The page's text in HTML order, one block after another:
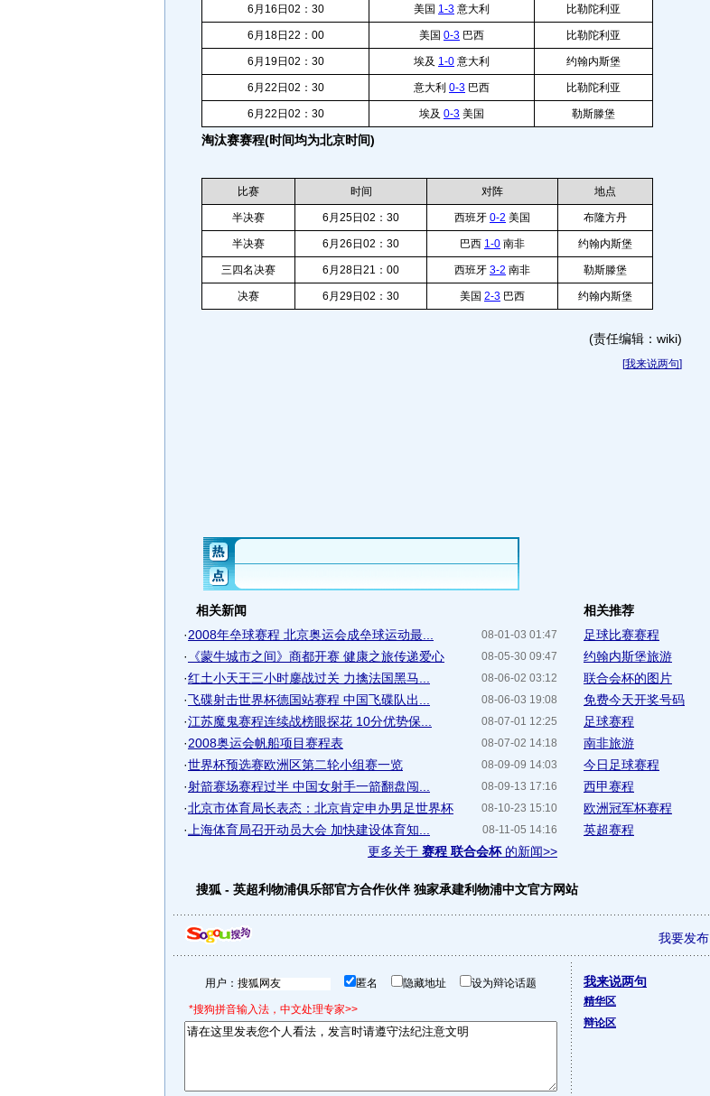
6月16日02：30 美国 1-3 意大利 比勒陀利亚
6月18日22：00 美国 0-3 巴西 比勒陀利亚
6月19日02：30 埃及 1-0 意大利 约翰内斯堡
6月22日02：30 意大利 0-3 巴西 比勒陀利亚
6月22日02：30 埃及 0-3 美国 勒斯滕堡
淘汰赛赛程(时间均为北京时间)
比赛 时间 对阵 地点
半决赛 6月25日02：30 西班牙 0-2 美国 布隆方丹
半决赛 6月26日02：30 巴西 1-0 南非 约翰内斯堡
三四名决赛 6月28日21：00 西班牙 3-2 南非 勒斯滕堡
决赛 6月29日02：30 美国 2-3 巴西 约翰内斯堡
(责任编辑：wiki)
[我来说两句]
相关新闻
08-01-03 01:47
·2008年垒球赛程 北京奥运会成垒球运动最...
08-05-30 09:47
· 《蒙牛城市之间》商都开赛 健康之旅传递爱心
08-06-02 03:12
·红土小天王三小时鏖战过关 力擒法国黑马...
08-06-03 19:08
·飞碟射击世界杯德国站赛程 中国飞碟队出...
08-07-01 12:25
·江苏魔鬼赛程连续战榜眼探花 10分优势保...
08-07-02 14:18
·2008奥运会帆船项目赛程表
08-09-09 14:03
·世界杯预选赛欧洲区第二轮小组赛一览
08-09-13 17:16
·射箭赛场赛程过半 中国女射手一箭翻盘闯...
08-10-23 15:10
·北京市体育局长表态：北京肯定申办男足世界杯
08-11-05 14:16
· 上海体育局召开动员大会 加快建设体育知...
更多关于 赛程 联合会杯的新闻>>
相关推荐
足球比赛赛程
约翰内斯堡旅游
联合会杯的图片
免费今天开奖号码
足球赛程
南非旅游
今日足球赛程
西甲赛程
欧洲冠军杯赛程
英超赛程
搜狐 - 英超利物浦俱乐部官方合作伙伴 独家承建利物浦中文官方网站
我要发布
用户： 匿名 隐藏地址 设为辩论话题
*搜狗拼音输入法，中文处理专家>>
我来说两句
精华区
辩论区